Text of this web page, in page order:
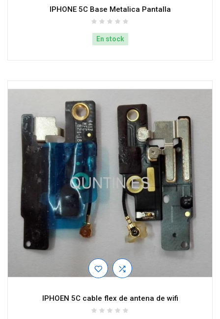
IPHONE 5C Base Metalica Pantalla
En stock
IPHOEN 5C cable flex de antena de wifi